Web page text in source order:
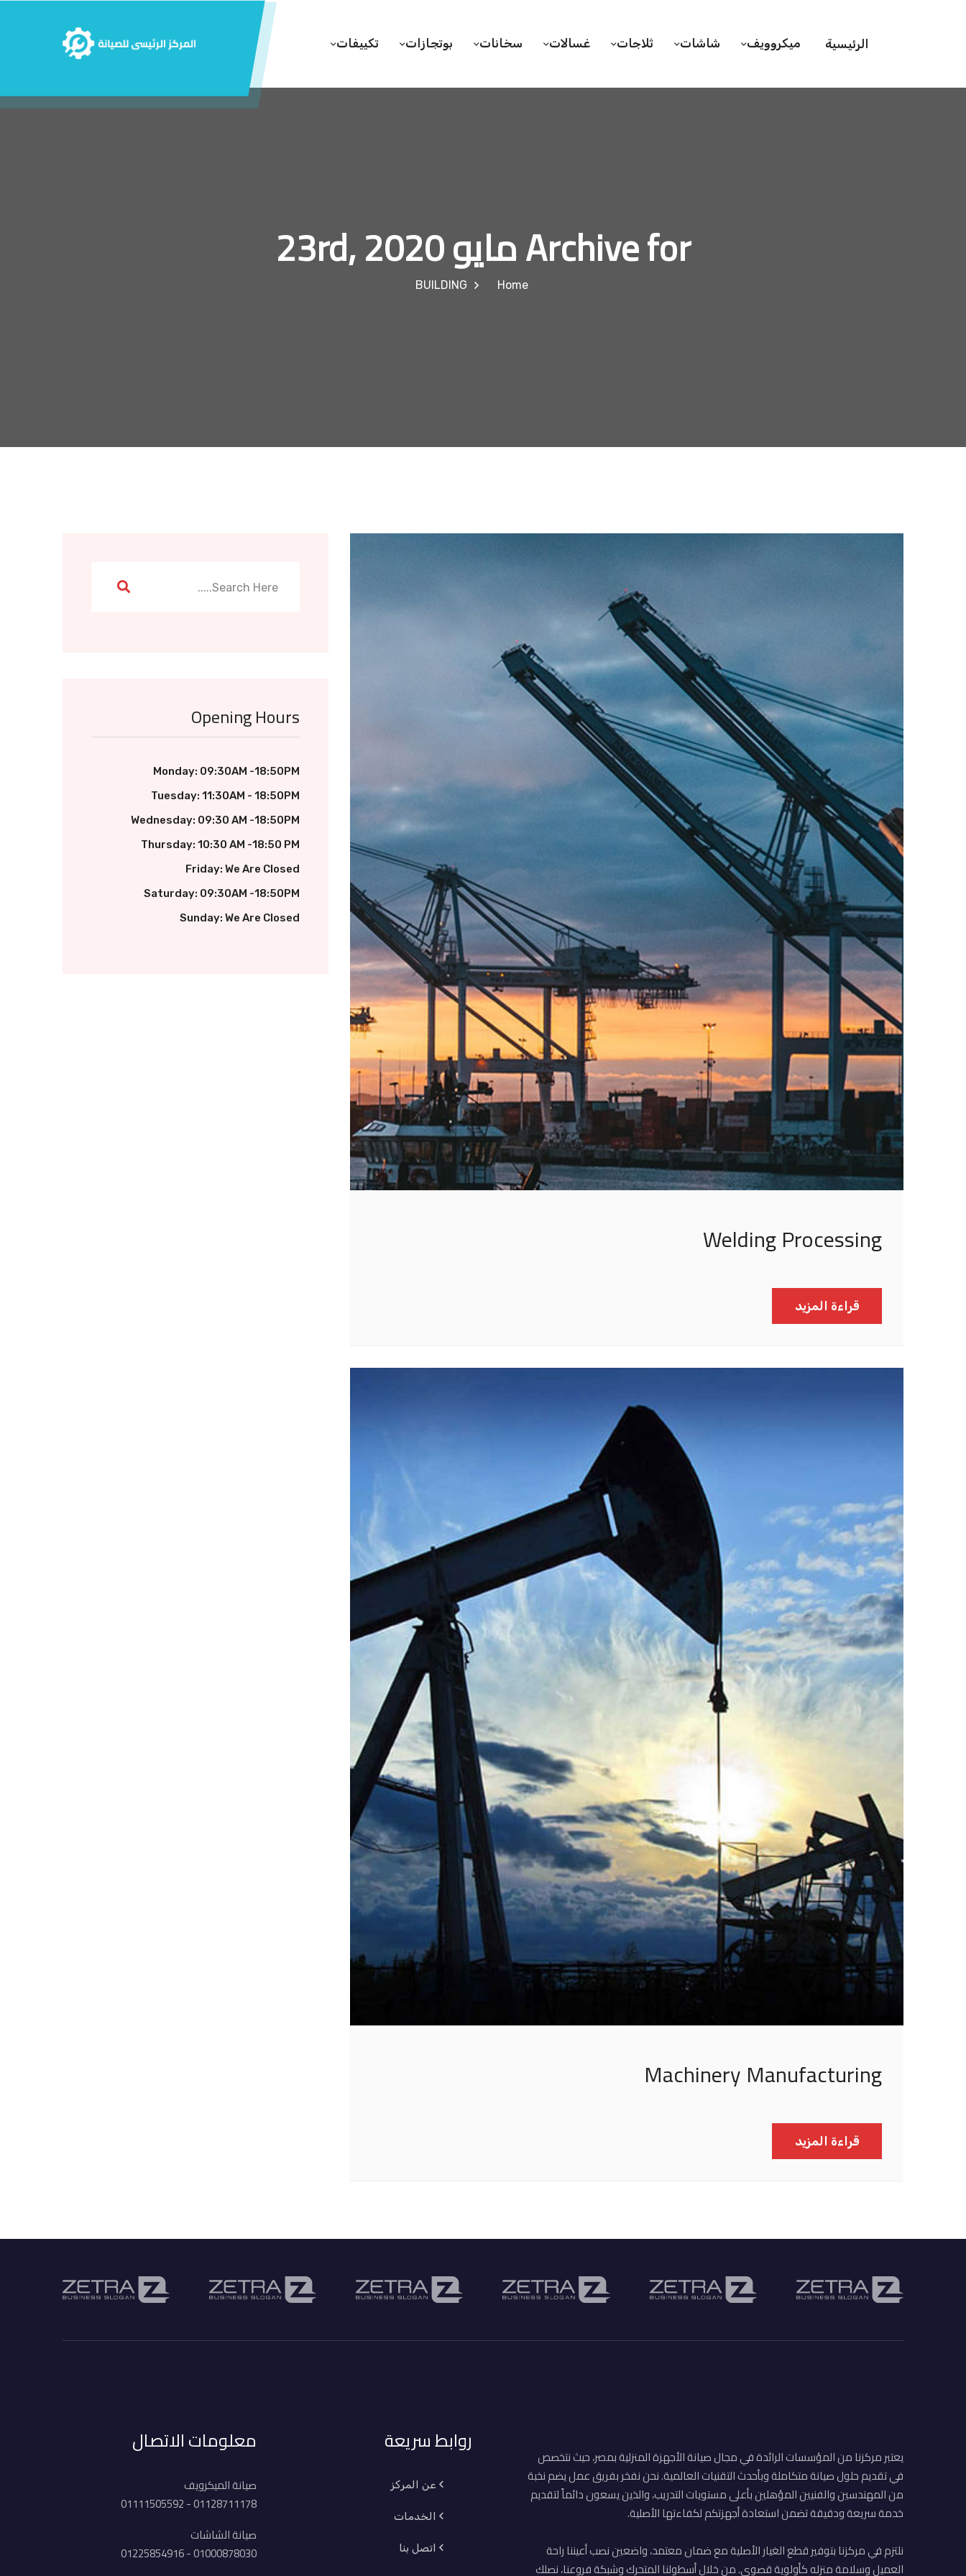
الرئيسية ميكروويف شاشات ثلاجات غسالات سخانات بوتجازات تكييفات
Archive for مايو 23rd, 2020
Home
BUILDING
Opening Hours
Monday: 09:30AM -18:50PM
Tuesday: 11:30AM - 18:50PM
Wednesday: 09:30 AM -18:50PM
Thursday: 10:30 AM -18:50 PM
Friday: We Are Closed
Saturday: 09:30AM -18:50PM
Sunday: We Are Closed
Welding Processing
قراءة المزيد
Machinery Manufacturing
قراءة المزيد
يعتبر مركزنا من المؤسسات الرائدة في مجال صيانة الأجهزة المنزلية بمصر، حيث نتخصص
في تقديم حلول صيانة متكاملة وبأحدث التقنيات العالمية. نحن نفخر بفريق عمل يضم نخبة
من المهندسين والفنيين المؤهلين بأعلى مستويات التدريب، والذين يسعون دائماً لتقديم
خدمة سريعة ودقيقة تضمن استعادة أجهزتكم لكفاءتها الأصلية.
نلتزم في مركزنا بتوفير قطع الغيار الأصلية مع ضمان معتمد، واضعين نصب أعيننا راحة
العميل وسلامة منزله كأولوية قصوى. من خلال أسطولنا المتحرك وشبكة فروعنا، نصلك
روابط سريعة
عن المركز
الخدمات
اتصل بنا
معلومات الاتصال
صيانة الميكرويف
01128711178 - 01111505592
صيانة الشاشات
01000878030 - 01225854916